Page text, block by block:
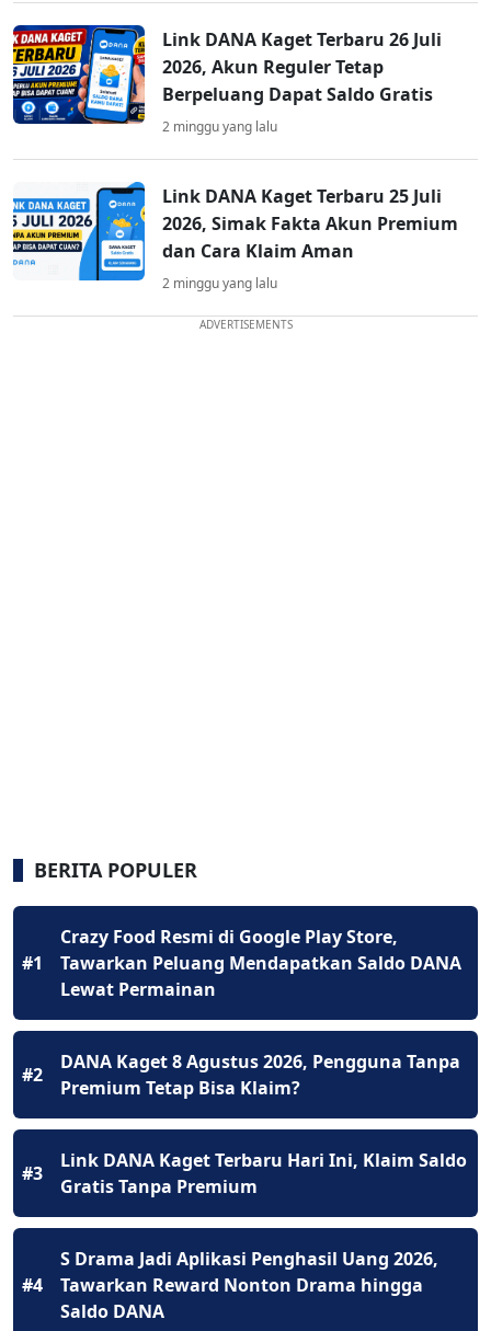
Link DANA Kaget Terbaru 26 Juli
2026, Akun Reguler Tetap
Berpeluang Dapat Saldo Gratis
2 minggu yang lalu
Link DANA Kaget Terbaru 25 Juli
2026, Simak Fakta Akun Premium
dan Cara Klaim Aman
2 minggu yang lalu
ADVERTISEMENTS
BERITA POPULER
#1
Crazy Food Resmi di Google Play Store,
Tawarkan Peluang Mendapatkan Saldo DANA
Lewat Permainan
#2
DANA Kaget 8 Agustus 2026, Pengguna Tanpa
Premium Tetap Bisa Klaim?
#3
Link DANA Kaget Terbaru Hari Ini, Klaim Saldo
Gratis Tanpa Premium
#4
S Drama Jadi Aplikasi Penghasil Uang 2026,
Tawarkan Reward Nonton Drama hingga
Saldo DANA